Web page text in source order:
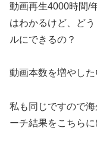
動画再生4000時間/
はわかるけど、ど
ルにできるの？
動画本数を増やし
私も同じですので
ーチ結果をこちらに